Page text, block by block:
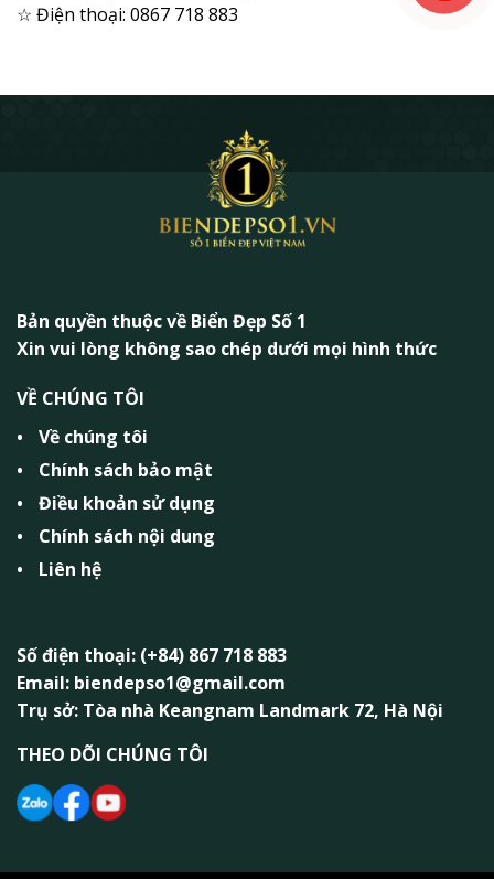
☆ Điện thoại: 0867 718 883
Bản quyền thuộc về Biển Đẹp Số 1
Xin vui lòng không sao chép dưới mọi hình thức
VỀ CHÚNG TÔI
Về chúng tôi
Chính sách bảo mật
Điều khoản sử dụng
Chính sách nội dung
Liên hệ
Số điện thoại: (+84) 867 718 883
Email: biendepso1@gmail.com
Trụ sở: Tòa nhà Keangnam Landmark 72, Hà Nội
THEO DÕI CHÚNG TÔI